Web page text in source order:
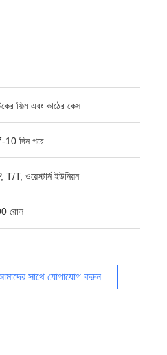
ফিল্ম এবং কাঠের কেস
10 দিন পরে
T, ওয়েস্টার্ন ইউনিয়ন
রোল
সাথে যোগাযোগ করুন